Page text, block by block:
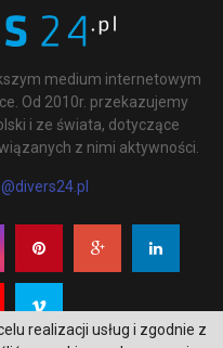
medium internetowym
Od 2010r. przekazujemy
i ze świata, dotyczące
z nimi aktywności.
realizacji usług i zgodnie z